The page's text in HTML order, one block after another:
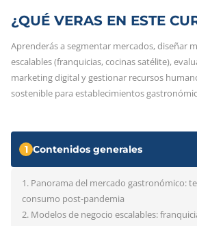
¿QUÉ VERAS EN ESTE
Aprenderás a segmentar mercados, diseñar
escalables (franquicias, cocinas satélite),
marketing digital y gestionar recursos
sostenible para establecimientos
1 Contenidos generales
1. Panorama del mercado gastronómico:
consumo post-pandemia
2. Modelos de negocio escalables: